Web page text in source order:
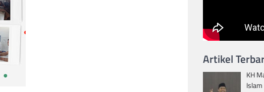
Artikel
KH